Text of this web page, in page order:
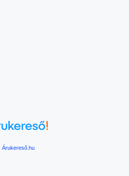
Árukereső.hu